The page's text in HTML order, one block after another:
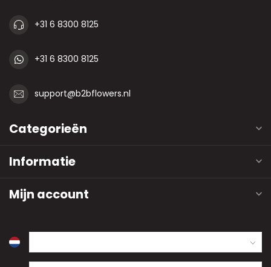
+31 6 8300 8125
+31 6 8300 8125
support@b2bflowers.nl
Categorieën
Informatie
Mijn account